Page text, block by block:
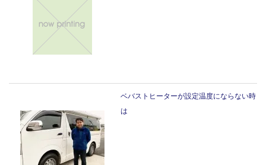
ベバストヒーターが設定温度にならない時
は